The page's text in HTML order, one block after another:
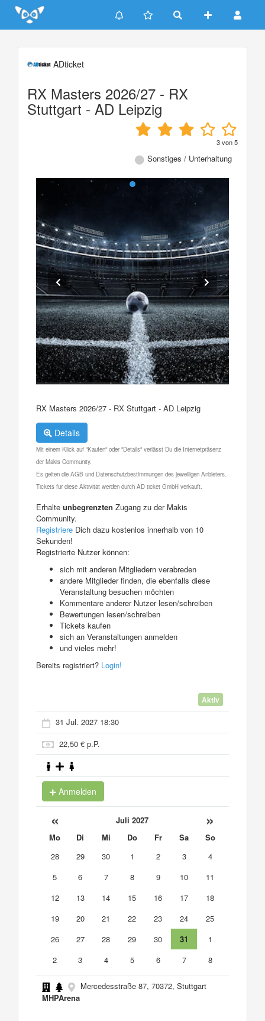
Update cookies preferences
ADticket
RX Masters 2026/27 - RX
Stuttgart - AD Leipzig
3von5
Sonstiges / Unterhaltung
RX Masters 2026/27 - RX Stuttgart - AD Leipzig
Details
Mit einem Klick auf "Kaufen" oder "Details" verlässt Du die Internetpräsenz
der Makis Community.
Es gelten die AGB und Datenschutzbestimmungen des jeweiligen Anbieters.
Tickets für diese Aktivität werden durch AD ticket GmbH verkauft.
Erhalte unbegrenzten Zugang zu der Makis
Community.
Registriere Dich dazu kostenlos innerhalb von 10
Sekunden!
Registrierte Nutzer können:
sich mit anderen Mitgliedern verabreden
andere Mitglieder finden, die ebenfalls diese
Veranstaltung besuchen möchten
Kommentare anderer Nutzer lesen/schreiben
Bewertungen lesen/schreiben
Tickets kaufen
sich an Veranstaltungen anmelden
und vieles mehr!
Bereits registriert? Login!
Aktiv
31 Jul. 2027 18:30
22,50 € p.P.
Anmelden
« Juli 2027 »
Mo Di Mi Do Fr Sa
So
28
29 30 1 2 3
4
5
6 7 8 9 10
11
12
13 14 15 16 17
18
19
20 21 22 23 24
25
26
27 28 29 30 31
1
2
3 4 5 6 7 8
Mercedesstraße 87, 70372, Stuttgart
MHPArena